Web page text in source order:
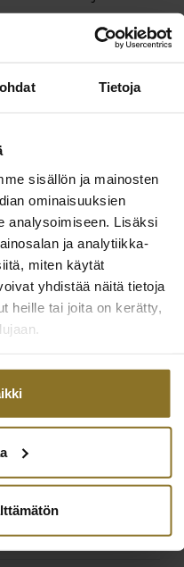
Tietoja
sisällön ja mainosten
ominaisuuksien
analysoimiseen. Lisäksi
ja analytiikka-
miten käytät
yhdistää näitä tietoja
heille tai joita on kerätty,
expand_less
Joo
Joo
Joo
Joo
ICON
yhdenmukaisuus ja
turvallisuus